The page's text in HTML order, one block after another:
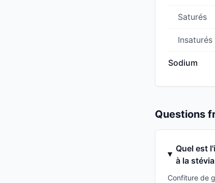
Saturés
Insaturés
Sodium
Questions
Quel est
à la
Confiture de